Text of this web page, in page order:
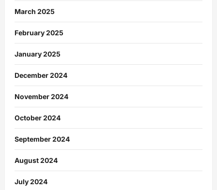
March 2025
February 2025
January 2025
December 2024
November 2024
October 2024
September 2024
August 2024
July 2024